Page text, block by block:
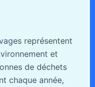
représentent
et
de déchets
chaque année,